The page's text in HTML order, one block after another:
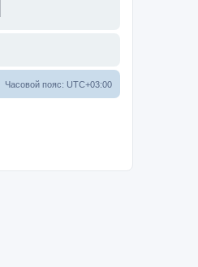
Часовой пояс: UTC+03:00